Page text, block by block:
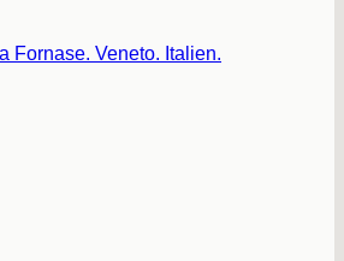
Fornase. Veneto. Italien.